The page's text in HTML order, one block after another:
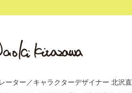
ーター／キャラクターデザイナー 北沢直